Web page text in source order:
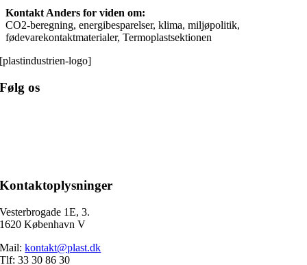
Kontakt Anders for viden om:
CO2-beregning, energibesparelser, klima, miljøpolitik,
fødevarekontaktmaterialer, Termoplastsektionen
[plastindustrien-logo]
Følg os
Kontaktoplysninger
Vesterbrogade 1E, 3.
1620 København V
Mail:kontakt@plast.dk
Tlf: 33 30 86 30